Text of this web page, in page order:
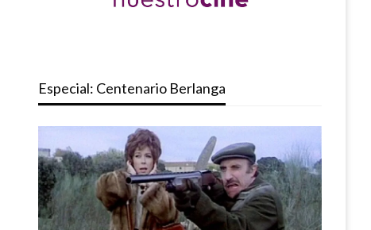
Especial: Centenario Berlanga